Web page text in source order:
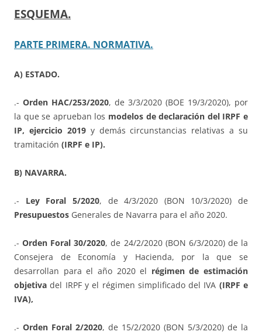
ESQUEMA.
PARTE PRIMERA. NORMATIVA.
A) ESTADO.
.- Orden HAC/253/2020, de 3/3/2020 (BOE 19/3/2020), por
la que se aprueban los modelos de declaración del IRPF e
IP, ejercicio 2019y demás circunstancias relativas a su
tramitación (IRPF e IP).
B) NAVARRA.
.- Ley Foral 5/2020, de 4/3/2020 (BON 10/3/2020) de
Presupuestos Generales de Navarra para el año 2020.
.-Orden Foral 30/2020, de 24/2/2020 (BON 6/3/2020) de la
Consejera de Economía y Hacienda, por la que se
desarrollan para el año 2020 el régimen de estimación
objetiva del IRPF y el régimen simplificado del IVA (IRPF e
IVA),
.- Orden Foral 2/2020, de 15/2/2020 (BON 5/3/2020) de la